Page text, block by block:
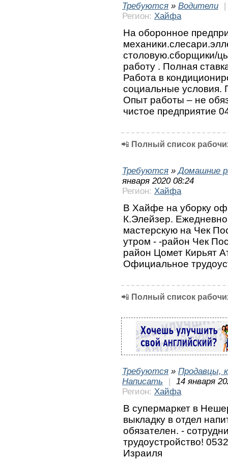
Требуются » Водители
|
Регион: Хайфа
На оборонное
столовую.сборщики/
работу . Полная
Работа в
социальные условия.
Опыт работы – не
чистое предприятие
📲 Полный список
Требуются »Домашние
января 2020 08:24
Регион: Хайфа
В Хайфе на уборку
К.Элейзер.
мастерскую на Чек
утром - -район Чек
район Цомет Кирьят
Официальное
📲 Полный список
Требуются » Продавцы,
Написать
|
14 января
Регион: Хайфа
В супермаркет в
выкладку в отдел
обязателен. -
трудоустройство!
Израиля